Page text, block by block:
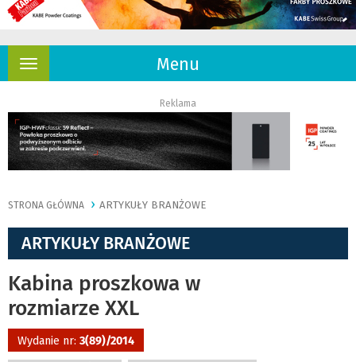
Menu
Rozwiń
Reklama
STRONA GŁÓWNA ARTYKUŁY BRANŻOWE
ARTYKUŁY BRANŻOWE
Kabina proszkowa w
rozmiarze XXL
Wydanie nr: 3(89)/2014